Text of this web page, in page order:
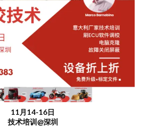
11月14-16日
技术培训@深圳